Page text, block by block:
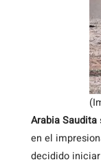
Arabia Saudita
en el
decidido